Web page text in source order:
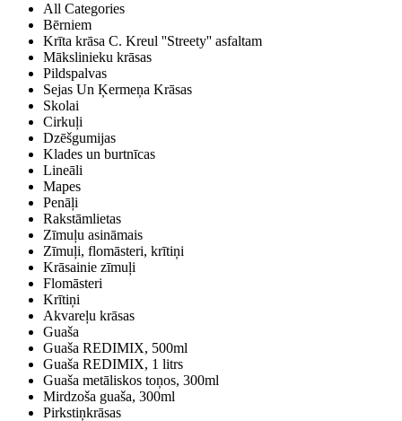
All Categories
Bērniem
Krīta krāsa C. Kreul ''Streety'' asfaltam
Mākslinieku krāsas
Pildspalvas
Sejas Un Ķermeņa Krāsas
Skolai
Cirkuļi
Dzēšgumijas
Klades un burtnīcas
Lineāli
Mapes
Penāļi
Rakstāmlietas
Zīmuļu asināmais
Zīmuļi, flomāsteri, krītiņi
Krāsainie zīmuļi
Flomāsteri
Krītiņi
Akvareļu krāsas
Guaša
Guaša REDIMIX, 500ml
Guaša REDIMIX, 1 litrs
Guaša metāliskos toņos, 300ml
Mirdzoša guaša, 300ml
Pirkstiņkrāsas